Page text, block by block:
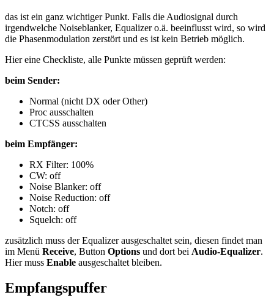
das ist ein ganz wichtiger Punkt. Falls die Audiosignal durch
irgendwelche Noiseblanker, Equalizer o.ä. beeinflusst wird, so wird
die Phasenmodulation zerstört und es ist kein Betrieb möglich.
Hier eine Checkliste, alle Punkte müssen geprüft werden:
beim Sender:
Normal (nicht DX oder Other)
Proc ausschalten
CTCSS ausschalten
beim Empfänger:
RX Filter: 100%
CW: off
Noise Blanker: off
Noise Reduction: off
Notch: off
Squelch: off
zusätzlich muss der Equalizer ausgeschaltet sein, diesen findet man
im Menü Receive, Button Options und dort bei Audio-Equalizer.
Hier muss Enable ausgeschaltet bleiben.
Empfangspuffer